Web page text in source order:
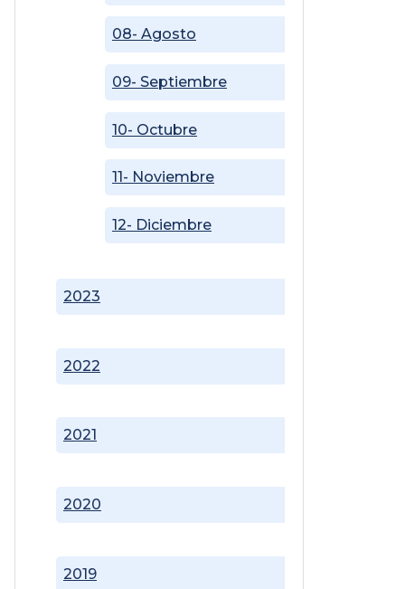
2019
2020
2021
2022
2023
08- Agosto
09- Septiembre
10- Octubre
11- Noviembre
12- Diciembre